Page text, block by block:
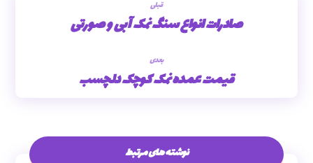
قبلی
صادرات انواع سنگ نمک آبی و صورتی
بعدی
قیمت عمده نمک کوچک دلچسب
نوشته های مرتبط